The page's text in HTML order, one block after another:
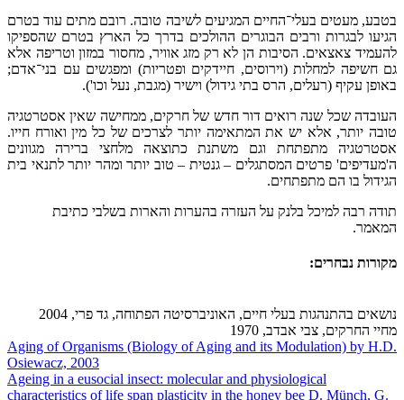
בטבע, מעטים בעלי־החיים המגיעים לשיבה טובה. רובם מתים עוד בטרם
הגיעו לבגרות ורבים הבוגרים ההולכים בדרך כל הארץ בטרם שהספיקו
להעמיד צאצאים. הסיבות הן לא רק מזג אוויר, מחסור במזון וטריפה אלא
גם חשיפה למחלות (וירוסים, חיידקים ופטריות) ומפגשים עם בני־אדם;
באופן עקיף (רעלים, הרס בתי גידול) וישיר (מגבת, נעל וכו').
העובדה שכל שנה רואים דור חדש של חרקים, ממחישה שאין אסטרטגיה
טובה יותר, אלא יש את המתאימה יותר לצרכים של כל מין ואורח חייו.
אסטרטגיה מתפתחת וגם משתנת כתוצאה מלחצי ברירה מגוונים
ה'מעדיפים' פרטים המסתגלים – גנטית – טוב יותר ומהר יותר לתנאי בית
הגידול בו הם מתפתחים.
תודה רבה למיכל בלנק על העזרה בהערות והארות בשלבי כתיבת
המאמר.
מקורות נבחרים:
נושאים בהתנהגות בעלי חיים, האוניברסיטה הפתוחה, גד פרי, 2004
מחיי החרקים, צבי אבדב, 1970
Aging of Organisms (Biology of Aging and its Modulation) by H.D.
Osiewacz, 2003
Ageing in a eusocial insect: molecular and physiological
characteristics of life span plasticity in the honey bee D. Münch, G.